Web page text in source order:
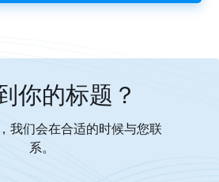
你的标题？
我们会在合适的时候与您联
系。